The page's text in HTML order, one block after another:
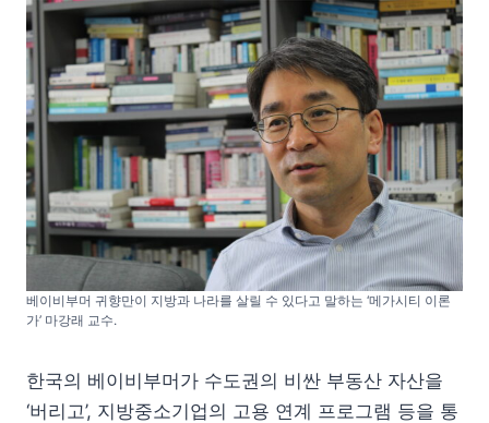
베이비부머 귀향만이 지방과 나라를 살릴 수 있다고 말하는 ‘메가시티 이론
가’ 마강래 교수.
한국의 베이비부머가 수도권의 비싼 부동산 자산을
‘버리고’, 지방중소기업의 고용 연계 프로그램 등을 통